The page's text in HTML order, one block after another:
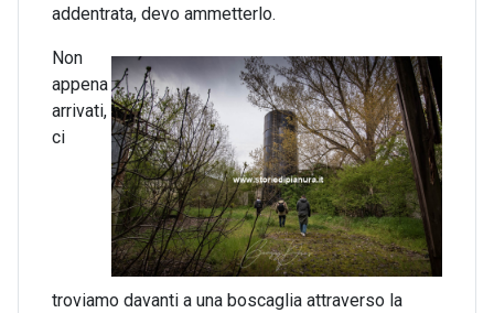
addentrata, devo ammetterlo.
Non
appena
arrivati,
ci
troviamo davanti a una boscaglia attraverso la